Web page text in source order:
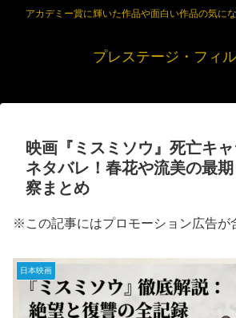
アカデミー賞に輝いた作品や面白い作品の気に
プレステージ・フィ
映画『ミスミソウ』死亡キ
ネタバレ！春花や流美の最
察まとめ
※この記事にはプロモーション広告が
日本映画